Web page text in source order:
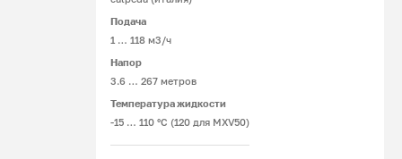
Подача
1 … 118 м3/ч
Напор
3.6 … 267 метров
Температура жидкости
-15 … 110 °C (120 для MXV50)